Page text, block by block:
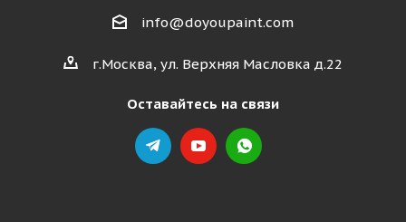
info@doyoupaint.com
г.Москва, ул. Верхняя Масловка д.22
Оставайтесь на связи